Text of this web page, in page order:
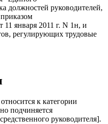
должностей руководителей,
января 2011 г. N 1н, и
регулирующих трудовые
к категории
подчиняется
руководителя].